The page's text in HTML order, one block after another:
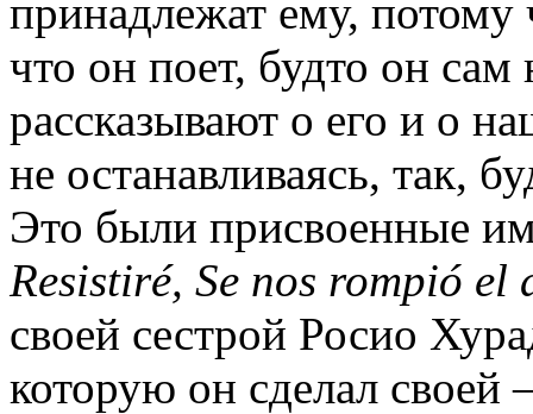
принадлежат ему, потому
что он поет, будто он сам
рассказывают о его и о
не останавливаясь, так,
Это были присвоенные
Resistiré, Se nos rompió el
своей сестрой Росио
которую он сделал своей